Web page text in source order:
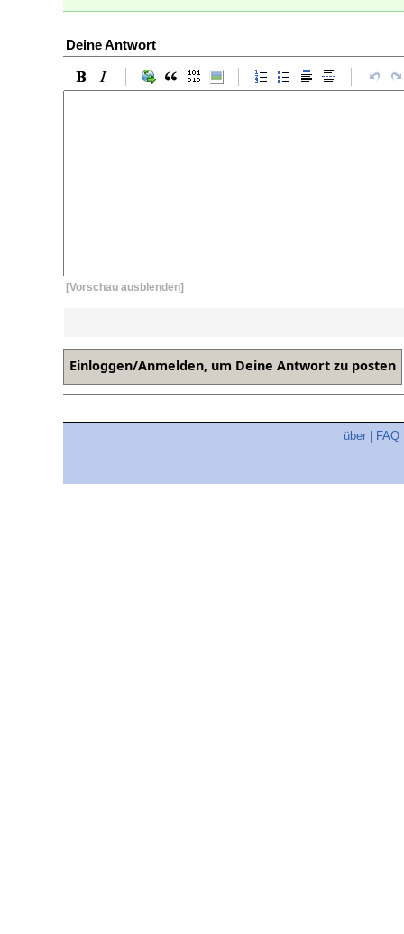
Deine Antwort
[Vorschau ausblenden]
über FAQ